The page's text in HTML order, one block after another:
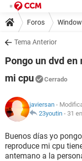
Foros
Tema Anterior
Pongo un dvd en
mi cpu
Cerrado
javiersan -
23youtin - 31
Buenos días yo
reproduce mi cpu
antemano a la